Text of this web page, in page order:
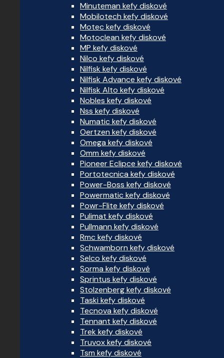
Minuteman kefy diskové
Mobilotech kefy diskové
Motec kefy diskové
Motoclean kefy diskové
MP kefy diskové
Nilco kefy diskové
Nilfisk kefy diskové
Nilfisk Advance kefy diskové
Nilfisk Alto kefy diskové
Nobles kefy diskové
Nss kefy diskové
Numatic kefy diskové
Oertzen kefy diskové
Omega kefy diskové
Omm kefy diskové
Pioneer Eclipce kefy diskové
Portotecnica kefy diskové
Power-Boss kefy diskové
Powermatic kefy diskové
Powr-Flite kefy diskové
Pulimat kefy diskové
Pullmann kefy diskové
Rmc kefy diskové
Schwamborn kefy diskové
Selco kefy diskové
Sorma kefy diskové
Sprintus kefy diskové
Stolzenberg kefy diskové
Taski kefy diskové
Tecnova kefy diskové
Tennant kefy diskové
Trek kefy diskové
Truvox kefy diskové
Tsm kefy diskové